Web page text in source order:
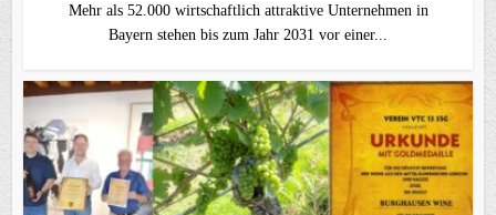
Mehr als 52.000 wirtschaftlich attraktive Unternehmen in
Bayern stehen bis zum Jahr 2031 vor einer...